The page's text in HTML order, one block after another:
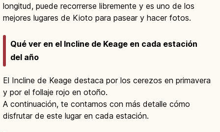
longitud, puede recorrerse libremente y es uno de los
mejores lugares de Kioto para pasear y hacer fotos.
Qué ver en el Incline de Keage en cada estación
del año
El Incline de Keage destaca por los cerezos en primavera
y por el follaje rojo en otoño.
A continuación, te contamos con más detalle cómo
disfrutar de este lugar en cada estación.